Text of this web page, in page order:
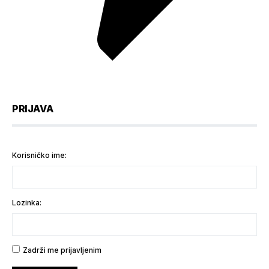
PRIJAVA
Korisničko ime:
Lozinka:
Zadrži me prijavljenim